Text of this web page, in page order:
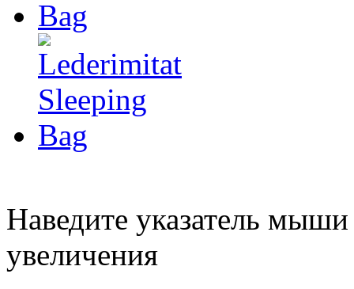
Наведите указатель
увеличения